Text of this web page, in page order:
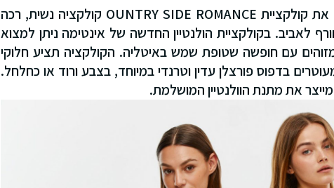
לכבוד הולנטיין, רשת אינטימה משיקה את קולקציית OUNTRY SIDE ROMANCE קולקציה נשית, רכה
לאביב. בקולקציית הולנטיין החדשה של אינטימה ניתן למצוא
עם חופשה שטופת שמש באיטליה. הקולקציה תציע חלוקי
בדפוס פורצלן עדין וטרנדי במיוחד, בצבע ורוד או כחלחל.
את מתנת הוולנטיין המושלמת.